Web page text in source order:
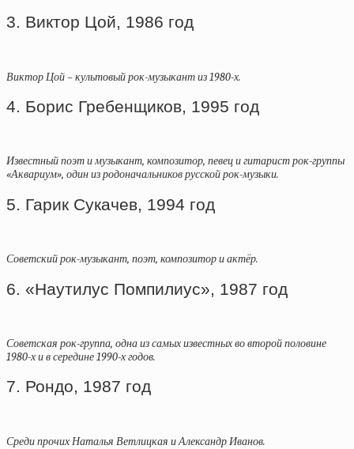
3. Виктор Цой, 1986 год
Виктор Цой – культовый рок-музыкант из 1980-х.
4. Борис Гребенщиков, 1995 год
Известный поэт и музыкант, композитор, певец и гитарист рок-группы
«Аквариум», один из родоначальников русской рок-музыки.
5. Гарик Сукачев, 1994 год
Советский рок-музыкант, поэт, композитор и актёр.
6. «Наутилус Помпилиус», 1987 год
Советская рок-группа, одна из самых известных во второй половине
1980-х и в середине 1990-х годов.
7. Рондо, 1987 год
Среди прочих Наталья Ветлицкая и Александр Иванов.